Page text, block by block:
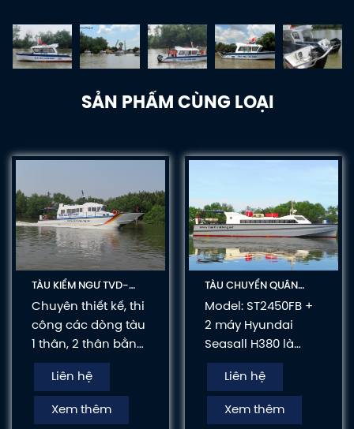
SẢN PHẨM CÙNG LOẠI
TÀU KIỂM NGƯ TVD-
ST1800
Chuyên thiết kế, thi
công các dòng tàu
1 thân, 2 thân bằng
composite và hợp
kim nhôm theo tiêu
Liên hệ
Xem thêm
TÀU CHUYỂN QUÂN
TVD-ST2450
Model: ST2450FB +
2 máy Hyundai
Seasall H380 là
mẫu tàu chuyển
quân được các đơn
Liên hệ
Xem thêm